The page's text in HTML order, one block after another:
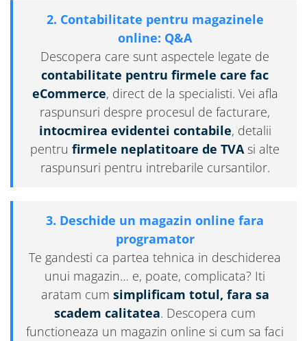
2. Contabilitate pentru magazinele
online: Q&A
Descopera care sunt aspectele legate de
contabilitate pentru firmele care fac
eCommerce, direct de la specialisti. Vei afla
raspunsuri despre procesul de facturare,
intocmirea evidentei contabile, detalii
pentru firmele neplatitoare de TVAsi alte
raspunsuri pentru intrebarile cursantilor.
3. Deschide un magazin online fara
programator
Te gandesti ca partea tehnica in deschiderea
unui magazin… e, poate, complicata? Iti
aratam cum simplificam totul, fara sa
scadem calitatea. Descopera cum
functioneaza un magazin online si cum sa faci